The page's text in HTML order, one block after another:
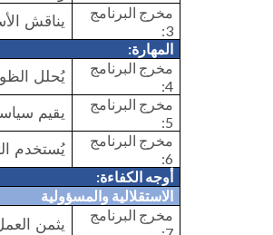
مخرج البرنامج
3:
يناقش
المهارة:
مخرج البرنامج
4:
يُحلل
مخرج البرنامج
5:
يقيم
مخرج البرنامج
6:
يُستخدم
أوجه الكفاءة:
الاستقلالية والمسؤولية
مخرج البرنامج
يثمن